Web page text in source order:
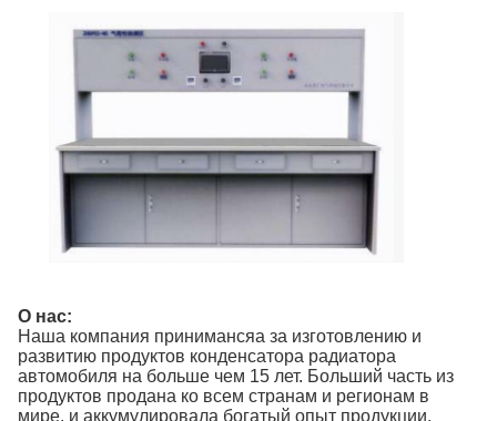
О нас:
Наша компания принимансяа за изготовлению и
развитию продуктов конденсатора радиатора
автомобиля на больше чем 15 лет. Больший часть из
продуктов продана ко всем странам и регионам в
мире, и аккумулировала богатый опыт продукции.